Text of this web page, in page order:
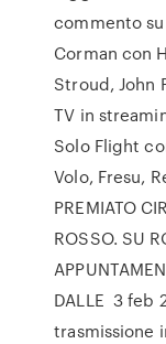
commento
Corman con
Stroud, John
TV in
Solo Flight
Volo, Fresu,
PREMIATO
ROSSO. SU
DALLE 3 feb
trasmissione